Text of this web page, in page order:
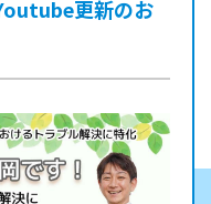
更新のお